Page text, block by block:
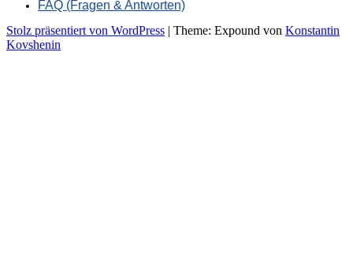
FAQ (Fragen & Antworten)
Stolz präsentiert von WordPress | Theme: Expound von Konstantin
Kovshenin